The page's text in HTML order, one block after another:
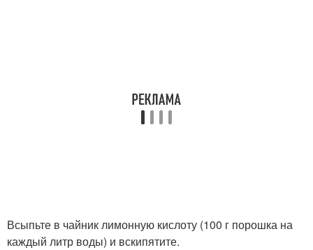
Всыпьте в чайник лимонную кислоту (100 г порошка на
каждый литр воды) и вскипятите.